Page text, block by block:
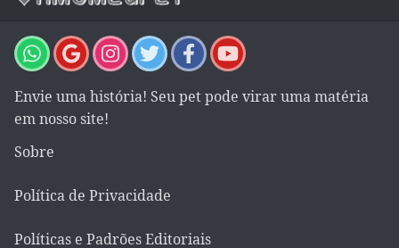
Envie uma história! Seu pet pode virar uma matéria
em nosso site!
Sobre
Política de Privacidade
Políticas e Padrões Editoriais